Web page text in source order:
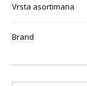
Vrsta asortimana
Brand